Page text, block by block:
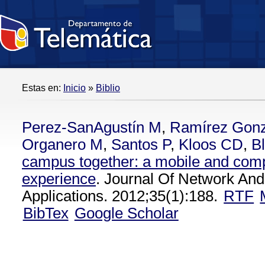
Estas en: Inicio » Biblio
Perez-SanAgustín M, Ramírez
Organero M, Santos P, Kloos CD,
campus together: a mobile and
experience. Journal Of Network
Applications. 2012;35(1):188. RTF
BibTex Google Scholar